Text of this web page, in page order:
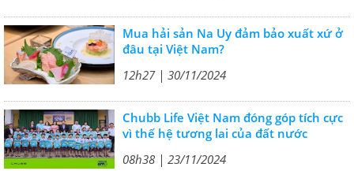
Mua hải sản Na Uy đảm bảo xuất xứ ở
đâu tại Việt Nam?
12h27 | 30/11/2024
Chubb Life Việt Nam đóng góp tích cực
vì thế hệ tương lai của đất nước
08h38 | 23/11/2024